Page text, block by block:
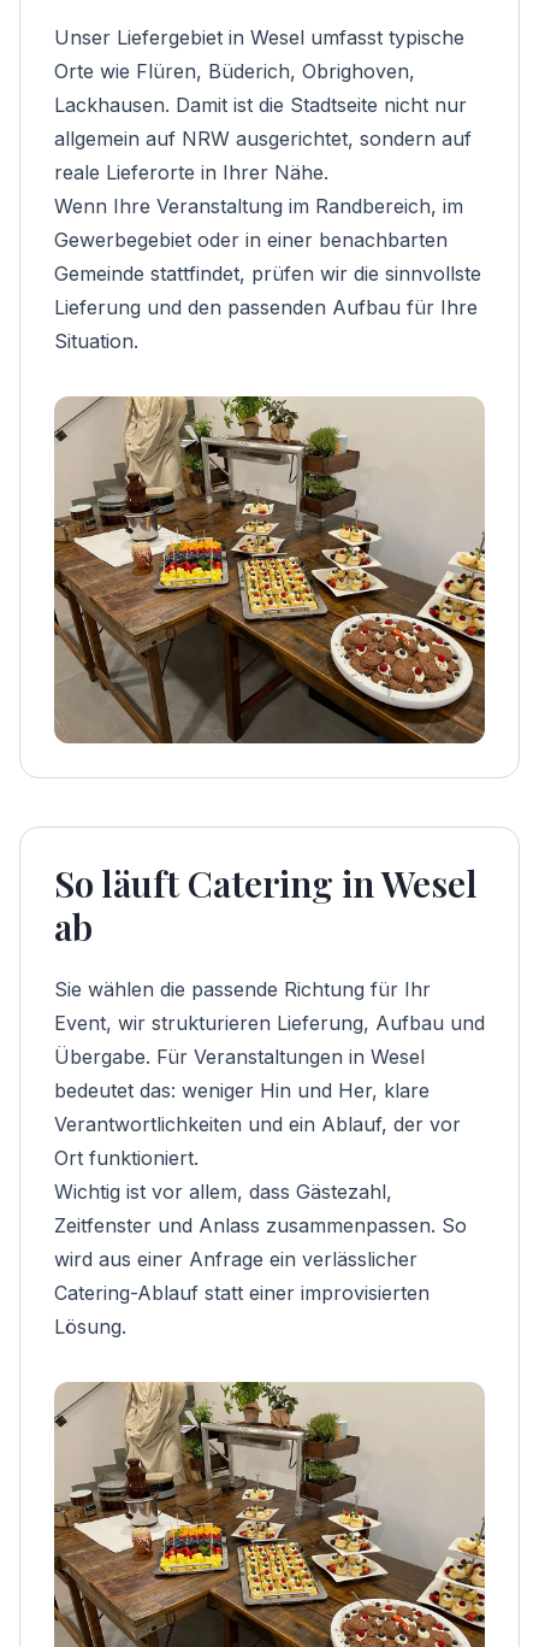
Unser Liefergebiet in Wesel umfasst typische
Orte wie Flüren, Büderich, Obrighoven,
Lackhausen. Damit ist die Stadtseite nicht nur
allgemein auf NRW ausgerichtet, sondern auf
reale Lieferorte in Ihrer Nähe.
Wenn Ihre Veranstaltung im Randbereich, im
Gewerbegebiet oder in einer benachbarten
Gemeinde stattfindet, prüfen wir die sinnvollste
Lieferung und den passenden Aufbau für Ihre
Situation.
So läuft Catering in Wesel
ab
Sie wählen die passende Richtung für Ihr
Event, wir strukturieren Lieferung, Aufbau und
Übergabe. Für Veranstaltungen in Wesel
bedeutet das: weniger Hin und Her, klare
Verantwortlichkeiten und ein Ablauf, der vor
Ort funktioniert.
Wichtig ist vor allem, dass Gästezahl,
Zeitfenster und Anlass zusammenpassen. So
wird aus einer Anfrage ein verlässlicher
Catering-Ablauf statt einer improvisierten
Lösung.